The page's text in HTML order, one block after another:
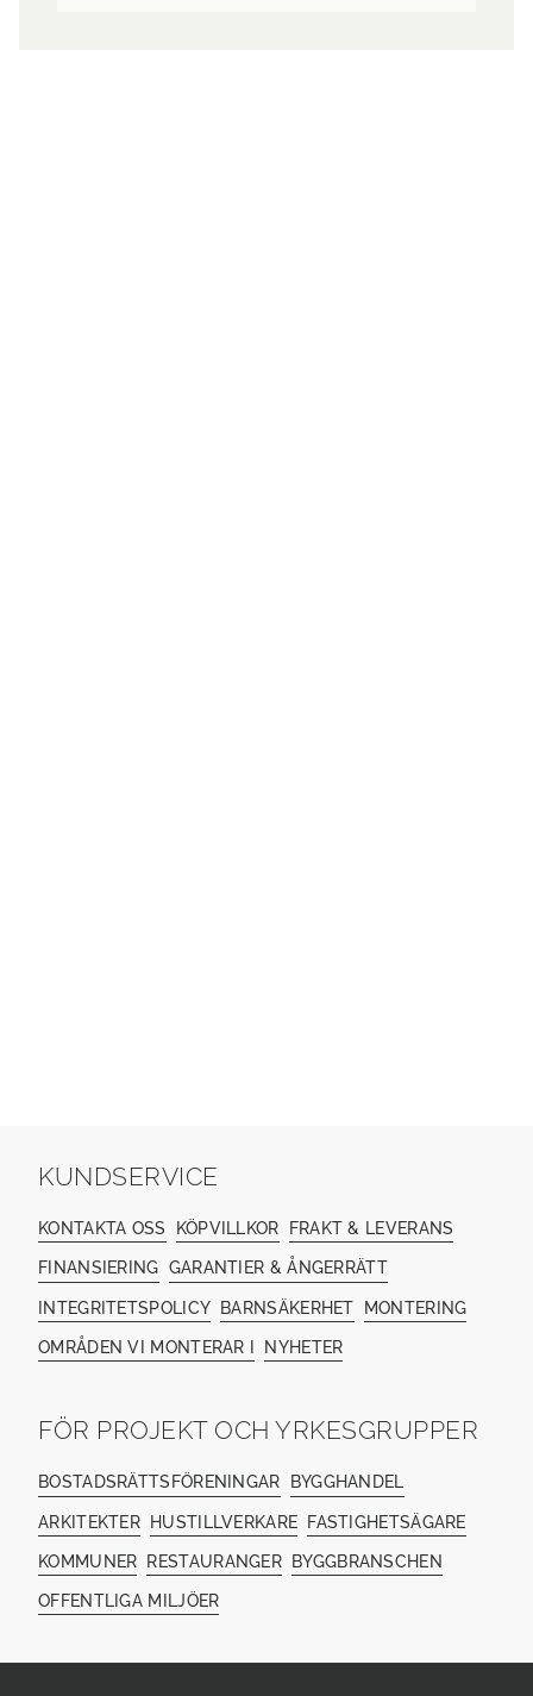
KUNDSERVICE
KONTAKTA OSS KÖPVILLKOR FRAKT & LEVERANS
FINANSIERING GARANTIER & ÅNGERRÄTT
INTEGRITETSPOLICY BARNSÄKERHET MONTERING
OMRÅDEN VI MONTERAR I NYHETER
FÖR PROJEKT OCH YRKESGRUPPER
BOSTADSRÄTTSFÖRENINGAR BYGGHANDEL
ARKITEKTER HUSTILLVERKARE FASTIGHETSÄGARE
KOMMUNER RESTAURANGER BYGGBRANSCHEN
OFFENTLIGA MILJÖER